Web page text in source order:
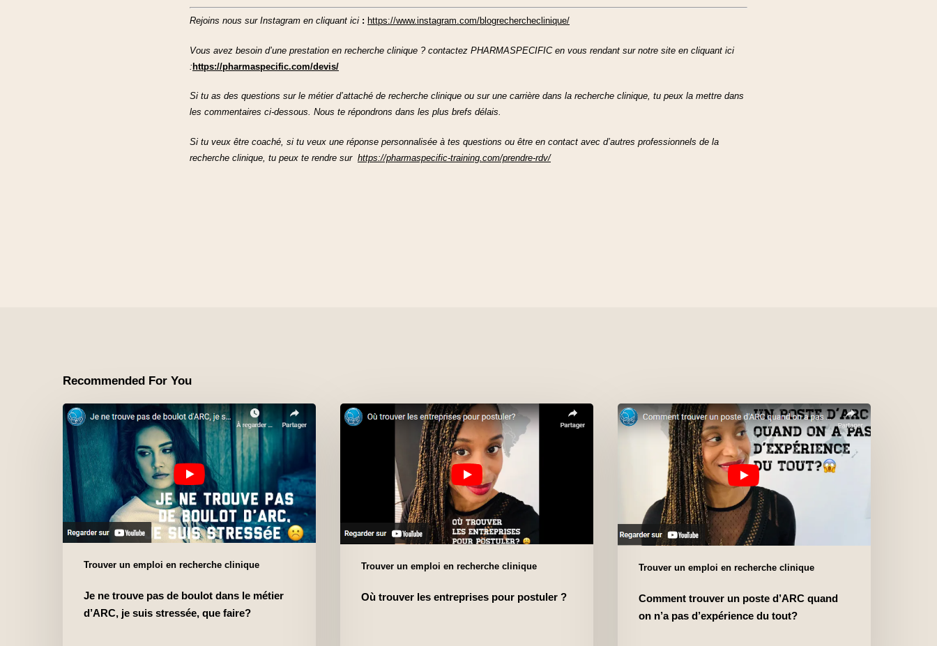
Rejoins nous sur Instagram en cliquant ici : https://www.instagram.com/blogrechercheclinique/
Vous avez besoin d’une prestation en recherche clinique ? contactez PHARMASPECIFIC en vous rendant sur notre site en cliquant ici
:https://pharmaspecific.com/devis/
Si tu as des questions sur le métier d’attaché de recherche clinique ou sur une carrière dans la recherche clinique, tu peux la mettre dans
les commentaires ci-dessous. Nous te répondrons dans les plus brefs délais.
Si tu veux être coaché, si tu veux une réponse personnalisée à tes questions ou être en contact avec d’autres professionnels de la
recherche clinique, tu peux te rendre sur https://pharmaspecific-training.com/prendre-rdv/
Recommended For You
Trouver un emploi en recherche clinique
Je ne trouve pas de boulot dans le métier
d’ARC, je suis stressée, que faire?
Trouver un emploi en recherche clinique
Où trouver les entreprises pour postuler ?
Trouver un emploi en recherche clinique
Comment trouver un poste d’ARC quand
on n’a pas d’expérience du tout?